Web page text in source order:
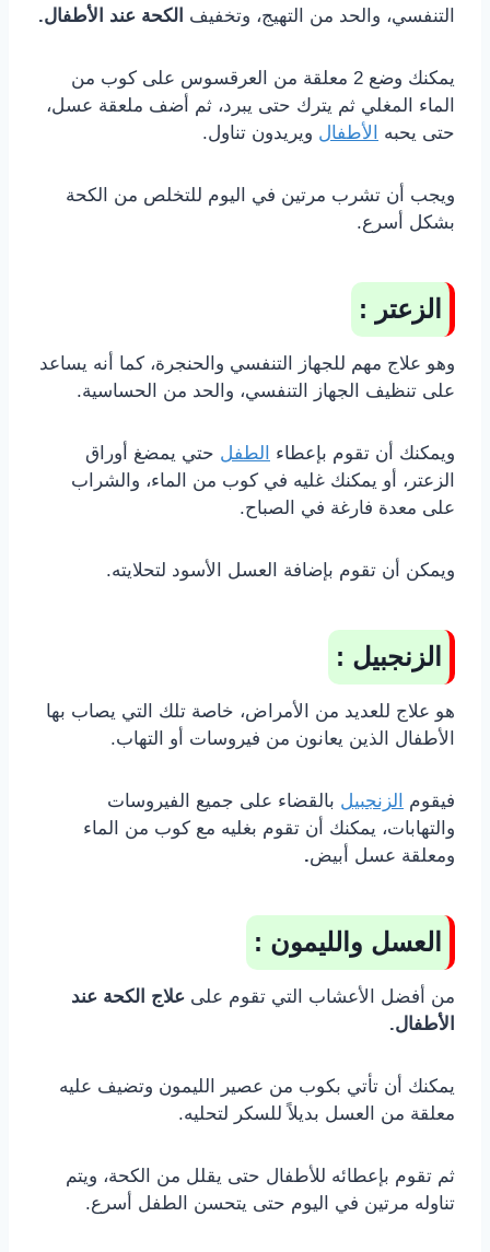
التنفسي، والحد من التهيج، وتخفيف الكحة عند الأطفال.
يمكنك وضع 2 معلقة من العرقسوس على كوب من
الماء المغلي ثم يترك حتى يبرد، ثم أضف ملعقة عسل،
حتى يحبه
الأطفال ويريدون تناول.
ويجب أن تشرب مرتين في اليوم للتخلص من الكحة
بشكل أسرع.
الزعتر :
وهو علاج مهم للجهاز التنفسي والحنجرة، كما أنه يساعد
على تنظيف الجهاز التنفسي، والحد من الحساسية.
ويمكنك أن تقوم بإعطاء الطفل حتي يمضغ أوراق
الزعتر، أو يمكنك غليه في كوب من الماء، والشراب
على معدة فارغة في الصباح.
ويمكن أن تقوم بإضافة العسل الأسود لتحلايته.
الزنجبيل :
هو علاج للعديد من الأمراض، خاصة تلك التي يصاب بها
الأطفال الذين يعانون من فيروسات أو التهاب.
فيقوم الزنجبيل بالقضاء على جميع الفيروسات
والتهابات، يمكنك أن تقوم بغليه مع كوب من الماء
ومعلقة عسل أبيض.
العسل والليمون :
من أفضل الأعشاب التي تقوم على علاج الكحة عند
الأطفال.
يمكنك أن تأتي بكوب من عصير الليمون وتضيف عليه
معلقة من العسل بديلاً للسكر لتحليه.
ثم تقوم بإعطائه للأطفال حتى يقلل من الكحة، ويتم
تناوله مرتين في اليوم حتى يتحسن الطفل أسرع.